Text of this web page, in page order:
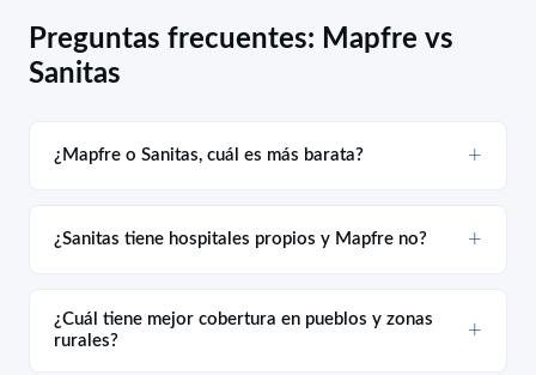
Preguntas frecuentes: Mapfre vs
Sanitas
¿Mapfre o Sanitas, cuál es más barata?
¿Sanitas tiene hospitales propios y Mapfre no?
¿Cuál tiene mejor cobertura en pueblos y zonas
rurales?